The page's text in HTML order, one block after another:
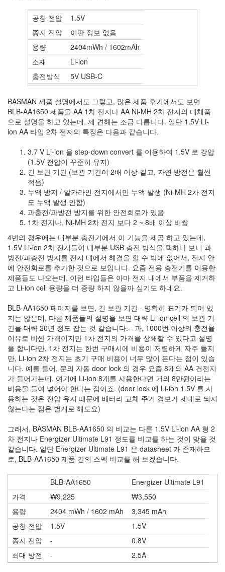
공칭 전압
1.5V
종지 전압
이딴 정보 없음
용량
2404mWh / 1602mAh
소재
Li-ion
충전방식
5V USB-C
BASMAN 제품 설명에서도 그렇고, 많은 제품 후기에서도 보면
BLB-AA1650 제품을 AA 1차 전지나 AA Ni-MH 2차 전지의 대체품
으로 설명을 하고 있는데, 제 견해는 조금 다릅니다. 일단 1.5V Li-
ion AA 타입 2차 전지의 특징은 다음과 같습니다.
3.7 V Li-ion 을 step-down convert 를 이용하여 1.5V 로 강압
(1.5V 전압이 꾸준히 유지)
긴 보관 기간 (보관 기간이 2배 이상 길고, 자연 방전은 훨씬
적음)
누액 방지 / 알카라인 전지에서만 누액 발생 (Ni-MH 2차 전지
도 누액 발생 안함)
과충전/과방전 방지를 위한 안전회로가 있음
1차 전지나, Ni-MH 2차 전지 보다 2 ~ 8배 이상 비쌈
4번의 경우에는 대부분 충전기에서 이 기능을 제공 하고 있는데,
1.5V Li-ion 2차 전지들이 대부분 USB 충전 방식을 택하다 보니 과
방전/과충전 방지를 전지 내에서 해결을 할 수 밖에 없어서, 전지 안
에 안전회로를 추가한 것으로 보입니다. 요즘 전용 충전기를 이용한
제품들도 나오는데, 이런 타입들은 아마 전지 내에서 부품을 제거하
고 Li-ion cell 용량을 더 증량 하지 않을까 싶기도 하네요.
BLB-AA1650 페이지를 보면, 긴 보관 기간 - 명확히 표기가 되어 있
지는 않은데, 다른 제품들의 설명을 보면 대략 Li-ion cell 의 보관 기
간을 대략 20년 정도 잡는 것 같습니다. - 과, 1000번 이상의 충전을
이유로 비싼 가격이지만 1차 전지의 가격을 상쇄할 수 있다고 설명
을 합니다만, 1차 전지는 한번 구매시에 비용이 저렴하게 자주 들지
만, Li-ion 2차 전지는 초기 구매 비용이 너무 많이 든다는 점이 있습
니다. 예를 들어, 문의 자동 door lock 의 경우 요즘 8개의 AA 건전지
가 들어가는데, 여기에 Li-ion 8개를 사용한다면 거의 8만원이라는
비용을 들여 넣어야 한다는 점이죠. (door lock 에 Li-ion 1.5V 를 사
용하는 것은 전압 유지 때문에 배터리 교체 주기 경보가 제대로 되지
않는다는 점은 별개로 해도요)
그래서, BASMAN BLB-AA1650 의 비교는 다른 1.5V Li-ion AA 형 2
차 전지나 Energizer Ultimate L91 정도를 비교를 하는 것이 맞을 것
같습니다. 일단 Energizer Ultimate L91 은 datasheet 가 존재하므
로, BLB-AA1650 제품 간의 스펙 비교를 해 보겠습니다.
BLB-AA1650
Energizer Ultimate L91
가격
₩9,225
₩3,550
용량
2404 mWh / 1602 mAh
3,345 mAh
공칭 전압
1.5V
1.5V
종지 전압
-
0.8V
최대 방전
-
2.5A
Categories
군
이
11
둘
143
안
녕
리
눅
스
42
프
로
그
래
밍
57
Mozilla
23
Tip
&
Trick
18
security
3
Scuba
Diving
0
제
품
리
5
Recent
Posts
Daweikala
AA